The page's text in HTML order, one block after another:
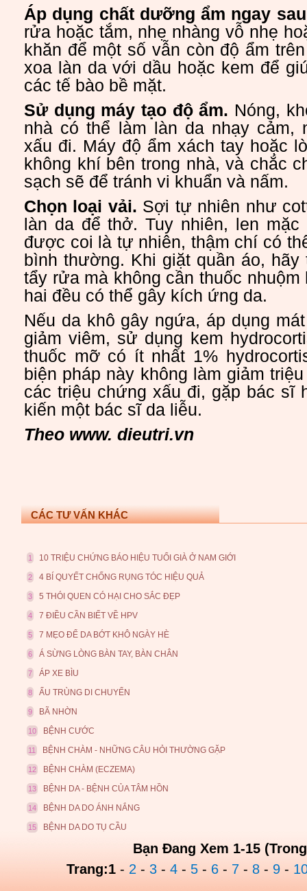
Áp dụng chất dưỡng ẩm ngay
rửa hoặc tắm, nhẹ nhàng vỗ nhẹ
khăn để một số vẫn còn độ ẩm
xoa làn da với dầu hoặc kem để
các tế bào bề mặt.
Sử dụng máy tạo độ ẩm. Nóng,
nhà có thể làm làn da nhạy cảm,
xấu đi. Máy độ ẩm xách tay hoặc
không khí bên trong nhà, và chắc
sạch sẽ để tránh vi khuẩn và nấm.
Chọn loại vải. Sợi tự nhiên như
làn da để thở. Tuy nhiên, len
được coi là tự nhiên, thậm chí có
bình thường. Khi giặt quần áo,
tẩy rửa mà không cần thuốc
hai đều có thể gây kích ứng da.
Nếu da khô gây ngứa, áp dụng
giảm viêm, sử dụng kem
thuốc mỡ có ít nhất 1%
biện pháp này không làm giảm
các triệu chứng xấu đi, gặp bác sĩ
kiến một bác sĩ da liễu.
Theo www. dieutri.vn
CÁC TƯ VẤN KHÁC
1 10 TRIỆU CHỨNG BÁO HIỆU TUỔI GIÀ Ở NAM GIỚI
2 4 BÍ QUYẾT CHỐNG RỤNG TÓC HIỆU QUẢ
3 5 THÓI QUEN CÓ HẠI CHO SẮC ĐẸP
4 7 ĐIỀU CẦN BIẾT VỀ HPV
5 7 MẸO ĐỂ DA BỚT KHÔ NGÀY HÈ
6 Á SỪNG LÒNG BÀN TAY, BÀN CHÂN
7 ÁP XE BÌU
8 ẤU TRÙNG DI CHUYỂN
9 BÃ NHỜN
10 BỆNH CƯỚC
11 BỆNH CHÀM - NHỮNG CÂU HỎI THƯỜNG GẶP
12 BỆNH CHÀM (ECZEMA)
13 BỆNH DA - BỆNH CỦA TÂM HỒN
14 BỆNH DA DO ÁNH NẮNG
15 BỆNH DA DO TỤ CẦU
Bạn Đang Xem 1-15
Trang:1 - 2 - 3 - 4 - 5 - 6 - 7 - 8 - 9 -